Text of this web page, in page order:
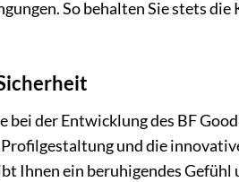
So behalten Sie stets
der Entwicklung des BF
und die
Ihnen ein beruhigendes